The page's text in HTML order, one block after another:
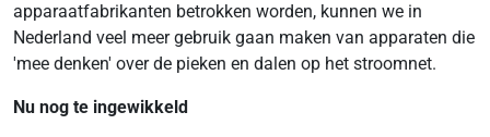
apparaatfabrikanten betrokken worden, kunnen we in
Nederland veel meer gebruik gaan maken van apparaten die
'mee denken' over de pieken en dalen op het stroomnet.
Nu nog te ingewikkeld